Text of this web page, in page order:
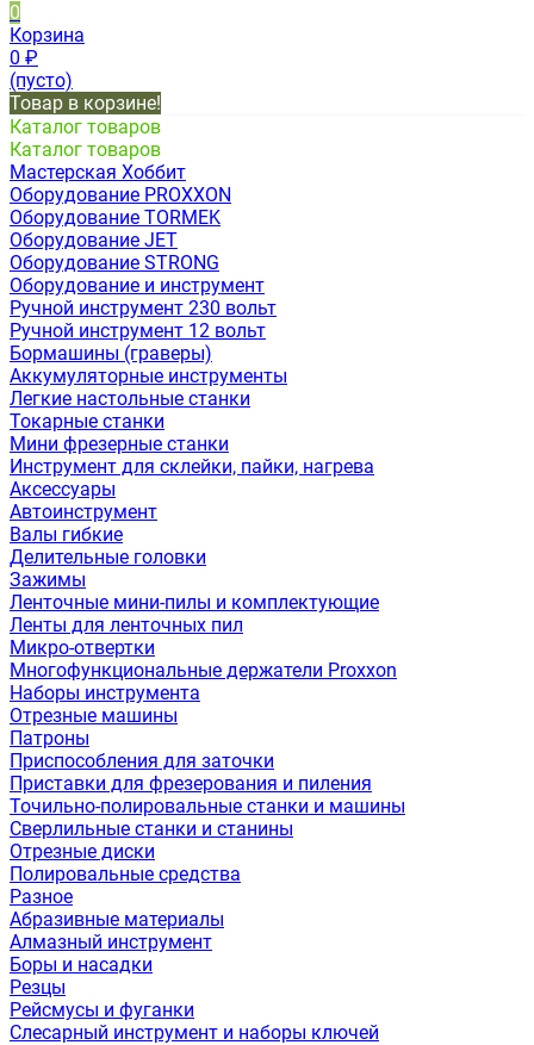
0
Корзина
0 ₽
(пусто)
Товар в корзине!
Каталог товаров
Каталог товаров
Мастерская Хоббит
Оборудование PROXXON
Оборудование TORMEK
Оборудование JET
Оборудование STRONG
Оборудование и инструмент
Ручной инструмент 230 вольт
Ручной инструмент 12 вольт
Бормашины (граверы)
Аккумуляторные инструменты
Легкие настольные станки
Токарные станки
Мини фрезерные станки
Инструмент для склейки, пайки, нагрева
Аксессуары
Автоинструмент
Валы гибкие
Делительные головки
Зажимы
Ленточные мини-пилы и комплектующие
Ленты для ленточных пил
Микро-отвертки
Многофункциональные держатели Proxxon
Наборы инструмента
Отрезные машины
Патроны
Приспособления для заточки
Приставки для фрезерования и пиления
Точильно-полировальные станки и машины
Сверлильные станки и станины
Отрезные диски
Полировальные средства
Разное
Абразивные материалы
Алмазный инструмент
Боры и насадки
Резцы
Рейсмусы и фуганки
Слесарный инструмент и наборы ключей